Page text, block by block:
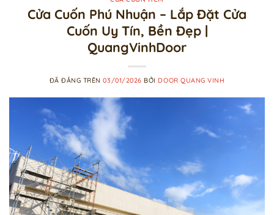
Cửa Cuốn Phú Nhuận – Lắp Đặt Cửa
Cuốn Uy Tín, Bền Đẹp |
QuangVinhDoor
ĐÃ ĐĂNG TRÊN03/01/2026 BỞI DOOR QUANG VINH